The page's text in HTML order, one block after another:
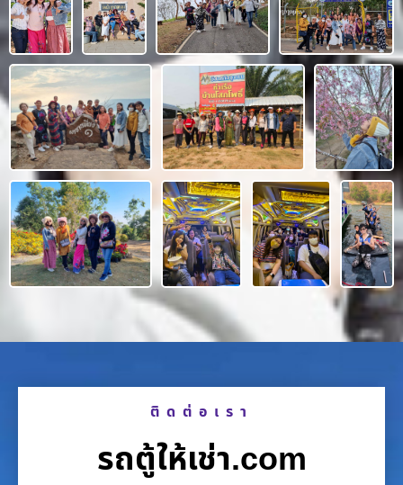
ติดต่อเรา
รถตู้ให้เช่า.com